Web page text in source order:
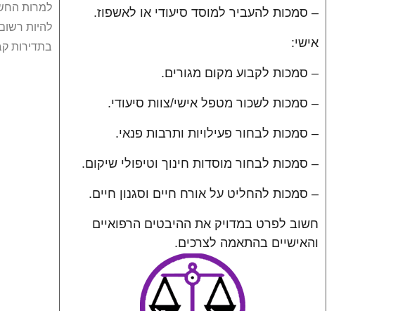
– סמכות להעביר למוסד סיעודי או לאשפוז.
אישי:
– סמכות לקבוע מקום מגורים.
– סמכות לשכור מטפל אישי/צוות סיעודי.
– סמכות לבחור פעילויות ותרבות פנאי.
– סמכות לבחור מוסדות חינוך וטיפולי שיקום.
– סמכות להחליט על אורח חיים וסגנון חיים.
חשוב לפרט במדויק את ההיבטים הרפואיים
והאישיים בהתאמה לצרכים.
למרות
להיות
בתדירות